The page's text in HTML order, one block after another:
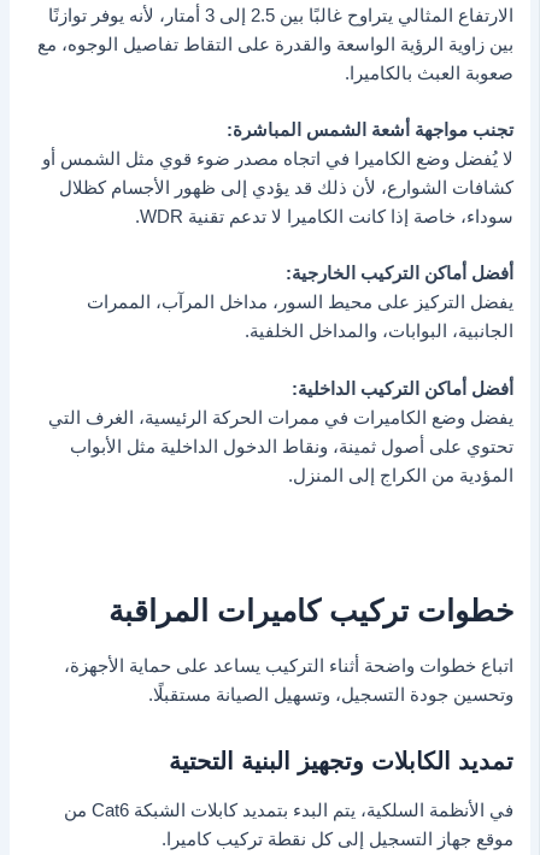
الارتفاع المثالي يتراوح غالبًا بين 2.5 إلى 3 أمتار، لأنه يوفر توازنًا
بين زاوية الرؤية الواسعة والقدرة على التقاط تفاصيل الوجوه، مع
صعوبة العبث بالكاميرا.
تجنب مواجهة أشعة الشمس المباشرة:
لا يُفضل وضع الكاميرا في اتجاه مصدر ضوء قوي مثل الشمس أو
كشافات الشوارع، لأن ذلك قد يؤدي إلى ظهور الأجسام كظلال
سوداء، خاصة إذا كانت الكاميرا لا تدعم تقنية WDR.
أفضل أماكن التركيب الخارجية:
يفضل التركيز على محيط السور، مداخل المرآب، الممرات
الجانبية، البوابات، والمداخل الخلفية.
أفضل أماكن التركيب الداخلية:
يفضل وضع الكاميرات في ممرات الحركة الرئيسية، الغرف التي
تحتوي على أصول ثمينة، ونقاط الدخول الداخلية مثل الأبواب
المؤدية من الكراج إلى المنزل.
خطوات تركيب كاميرات المراقبة
اتباع خطوات واضحة أثناء التركيب يساعد على حماية الأجهزة،
وتحسين جودة التسجيل، وتسهيل الصيانة مستقبلًا.
تمديد الكابلات وتجهيز البنية التحتية
في الأنظمة السلكية، يتم البدء بتمديد كابلات الشبكة Cat6 من
موقع جهاز التسجيل إلى كل نقطة تركيب كاميرا.